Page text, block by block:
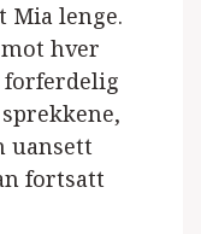
Mia lenge.
hver
uansett
fortsatt